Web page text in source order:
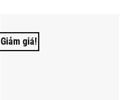
Giảm giá!